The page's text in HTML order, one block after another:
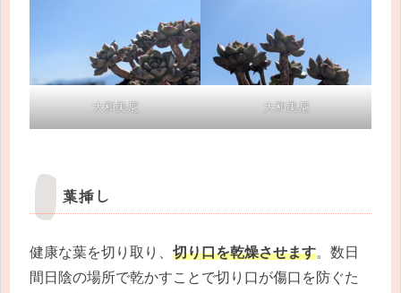
大和美尼 大和美尼
葉挿し
健康な葉を切り取り、 切り口を乾燥させます。数日
間日陰の場所で乾かすことで切り口が傷口を防ぐた